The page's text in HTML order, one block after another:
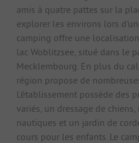
amis à quatre pattes sur la
explorer les environs lors
camping offre une
lac Woblitzsee, situé dans le
Mecklembourg. En plus du
région propose de
L'établissement possède des
variés, un dressage de
nautiques et un jardin de
cours pour les enfants. Le